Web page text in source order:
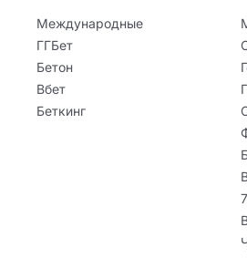
Международные
ГГБет
Бетон
Вбет
Беткинг